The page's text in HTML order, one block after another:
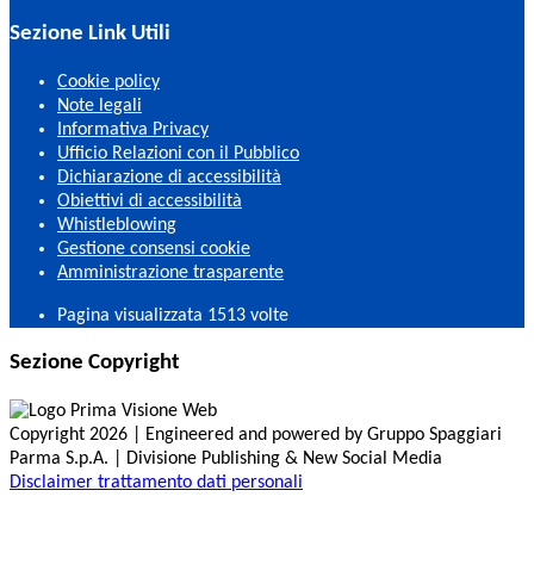
Sezione Link Utili
Cookie policy
Note legali
Informativa Privacy
Ufficio Relazioni con il Pubblico
Dichiarazione di accessibilità
Obiettivi di accessibilità
Whistleblowing
Gestione consensi cookie
Amministrazione trasparente
Pagina visualizzata 1513 volte
Sezione Copyright
Copyright 2026 | Engineered and powered by Gruppo Spaggiari
Parma S.p.A. | Divisione Publishing & New Social Media
Disclaimer trattamento dati personali